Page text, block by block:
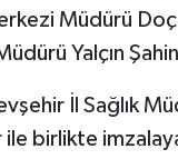
Müdürü
Yalçın Şahin
İl Sağlık
ile birlikte